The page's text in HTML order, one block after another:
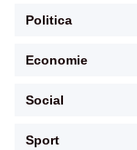
Politica
Economie
Social
Sport